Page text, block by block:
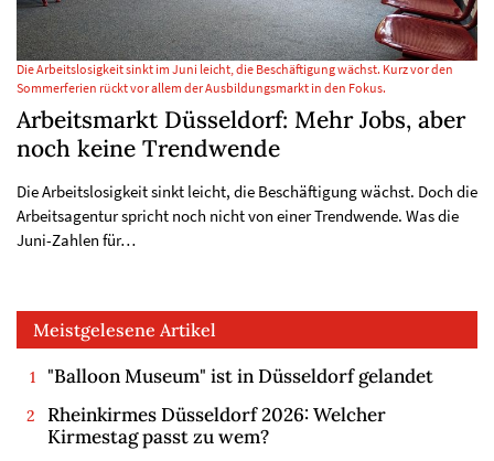
Die Arbeitslosigkeit sinkt im Juni leicht, die Beschäftigung wächst. Kurz vor den
Sommerferien rückt vor allem der Ausbildungsmarkt in den Fokus.
Arbeitsmarkt Düsseldorf: Mehr Jobs, aber
noch keine Trendwende
Die Arbeitslosigkeit sinkt leicht, die Beschäftigung wächst. Doch die
Arbeitsagentur spricht noch nicht von einer Trendwende. Was die
Juni-Zahlen für…
Meistgelesene Artikel
"Balloon Museum" ist in Düsseldorf gelandet
Rheinkirmes Düsseldorf 2026: Welcher
Kirmestag passt zu wem?